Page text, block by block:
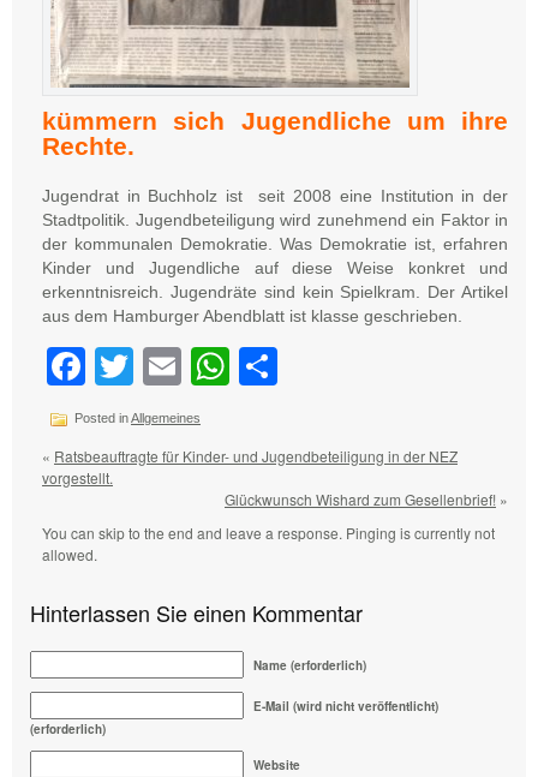
kümmern sich Jugendliche um ihre
Rechte.
Jugendrat in Buchholz ist seit 2008 eine Institution in der
Stadtpolitik. Jugendbeteiligung wird zunehmend ein Faktor in
der kommunalen Demokratie. Was Demokratie ist, erfahren
Kinder und Jugendliche auf diese Weise konkret und
erkenntnisreich. Jugendräte sind kein Spielkram. Der Artikel
aus dem Hamburger Abendblatt ist klasse geschrieben.
Facebook
Twitter
EmailWhatsApp
Posted inAllgemeines
« Ratsbeauftragte für Kinder- und Jugendbeteiligung in der NEZ
vorgestellt.
Glückwunsch Wishard zum Gesellenbrief! »
You can skip to the end and leave a response. Pinging is currently not
allowed.
Hinterlassen Sie einen Kommentar
Name (erforderlich)
E-Mail (wird nicht veröffentlicht)
(erforderlich)
Website